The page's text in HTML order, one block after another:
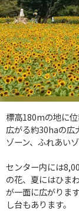
標高180mの地に
広がる約30haの広
ゾーン、ふれあい
センター内には
の花、夏にはひま
が一面に広がりま
し台もあります。